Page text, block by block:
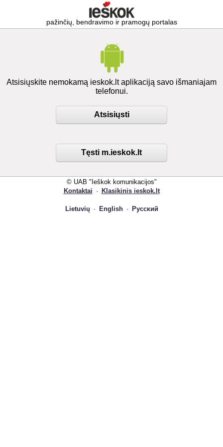
pažinčių, bendravimo ir pramogų portalas
Atsisiųskite nemokamą ieskok.lt aplikaciją savo išmaniajam
telefonui.
Atsisiųsti
Tęsti m.ieskok.lt
© UAB "Ieškok komunikacijos"
Kontaktai · Klasikinis ieskok.lt
Lietuvių · English · Русский